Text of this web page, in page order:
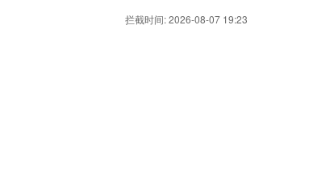
拦截时间: 2026-08-07 19:23